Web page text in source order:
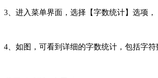
3、进入菜单界面，选择【字数统计】选项，
4、如图，可看到详细的字数统计，包括字